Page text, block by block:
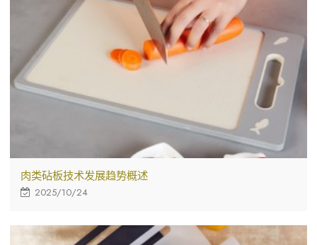
肉类砧板技术发展趋势概述
2025/10/24